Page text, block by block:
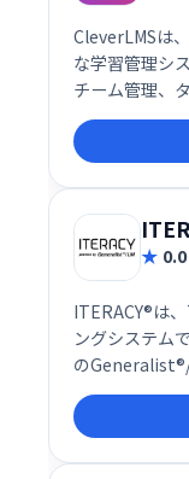
CleverLMSは
な学習管理シ
チーム管理、
織の学習ニー
やフィードバ
ッシュボード
支援します。
ランディング
を実現します。
0.0
ITERACY®は
ングシステム
のGeneralist®/
の学習・研修
を提供し、従